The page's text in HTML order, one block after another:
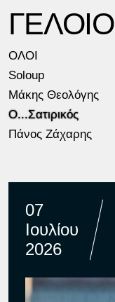
ΟΛΟΙ
Soloup
Μάκης Θεολόγης
Ο...Σατιρικός
Πάνος Ζάχαρης
07
Ιουλίου
2026